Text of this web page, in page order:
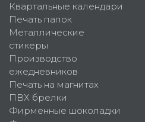
Квартальные календари
Печать папок
Металлические
стикеры
Производство
ежедневников
Печать на магнитах
ПВХ брелки
Фирменные шоколадки